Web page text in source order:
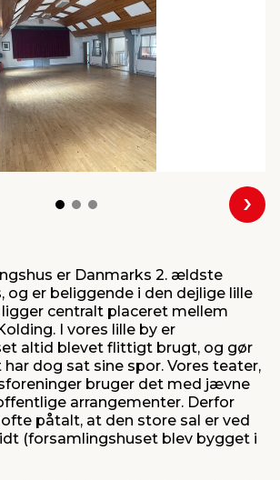
er Danmarks 2. ældste
og er beliggende i den dejlige lille
ligger centralt placeret mellem
I vores lille by er
altid blevet flittigt brugt, og gør
dog sat sine spor. Vores teater,
bruger det med jævne
arrangementer. Derfor
påtalt, at den store sal er ved
(forsamlingshuset blev bygget i